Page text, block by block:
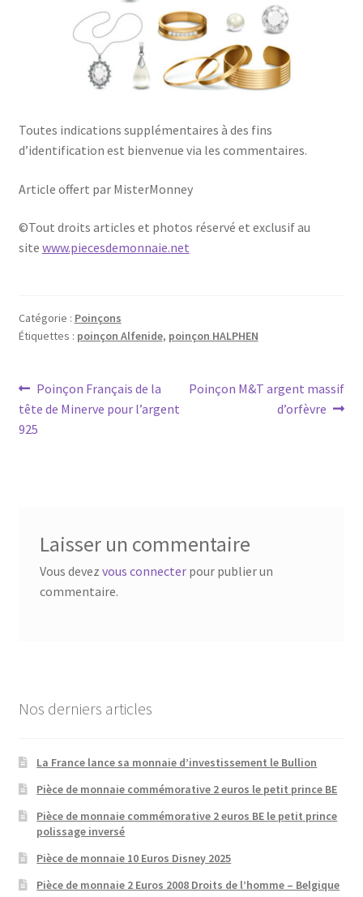
Toutes indications supplémentaires à des fins
d’identification est bienvenue via les commentaires.
Article offert par MisterMonney
©Tout droits articles et photos réservé et exclusif au
site www.piecesdemonnaie.net
Catégorie : Poinçons
Étiquettes : poinçon Alfenide, poinçon HALPHEN
Poinçon Français de la
tête de Minerve pour l’argent
925
Poinçon M&T argent massif
d’orfèvre
Laisser un commentaire
Vous devez vous connecterpour publier un
commentaire.
Nos derniers articles
La France lance sa monnaie d’investissement le Bullion
Pièce de monnaie commémorative 2 euros le petit prince BE
Pièce de monnaie commémorative 2 euros BE le petit prince
polissage inversé
Pièce de monnaie 10 Euros Disney 2025
Pièce de monnaie 2 Euros 2008 Droits de l’homme – Belgique